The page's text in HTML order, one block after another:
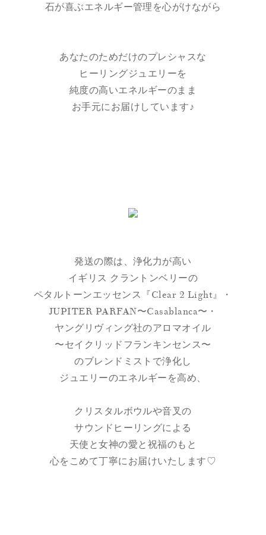
石が喜ぶエネルギー管理を心がけながら
あなたのためだけのプレシャスな
ヒーリングジュエリーを
純度の高いエネルギーのまま
お手元にお届けしています♪
発送の際は、浄化力が高い
イギリス クラントンベリーの
ペタルトーンエッセンス『Clear 2 Light』・
JUPITER PARFAN〜Casablanca〜・
ヤングリヴィング社のアロマオイル
〜セイクリッドフランキンセンス〜
のブレンドミストで浄化し
ジュエリーのエネルギーを高め、
クリスタルボウルや音叉の
サウンドヒーリングによる
天使と女神の愛と祝福のもと
心をこめて丁寧にお届けいたします♡